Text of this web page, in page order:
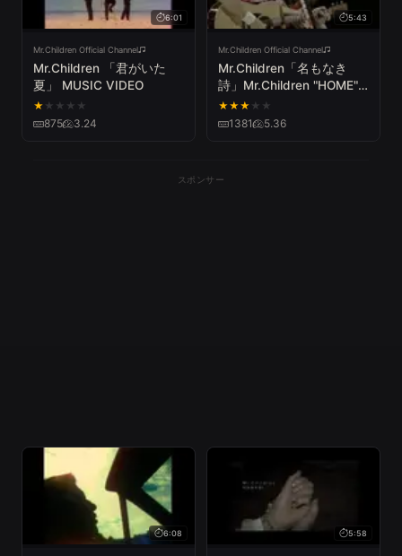
6:01
Mr.Children Official Channel
Mr.Children 「君がいた
夏」 MUSIC VIDEO
★ ★ ★ ★ ★
875 3.24
5:43
Mr.Children Official Channel
Mr.Children「名もなき
詩」Mr.Children "HOME"
TOUR 2007 ～in the field
～
★★★ ★ ★
1381 5.36
スポンサー
6:08 5:58